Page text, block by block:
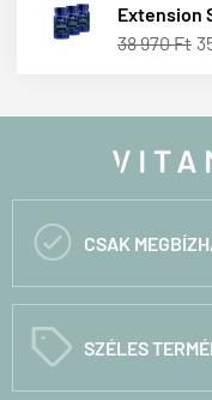
Extension
38 970 Ft
 CSAK
C SZÉLES